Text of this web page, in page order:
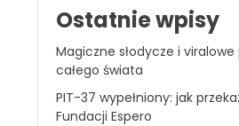
Ostatnie wpisy
Magiczne słodycze i viralowe
całego świata
PIT-37 wypełniony: jak
Fundacji Espero